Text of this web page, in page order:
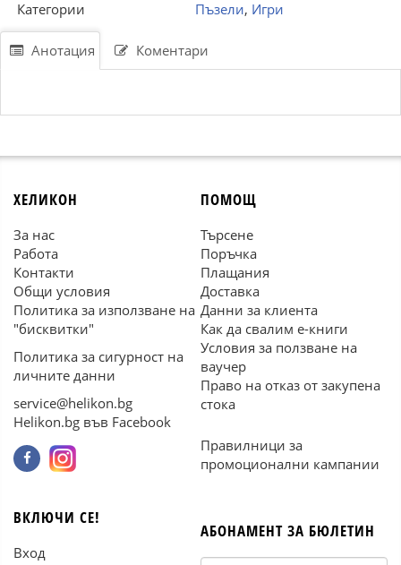
Категории
Пъзели, Игри
Анотация Коментари
ХЕЛИКОН
За нас
Работа
Контакти
Общи условия
Политика за използване на
"бисквитки"
Политика за сигурност на
личните данни
service@helikon.bg
Helikon.bg във Facebook
ПОМОЩ
Търсене
Поръчка
Плащания
Доставка
Данни за клиента
Как да свалим е-книги
Условия за ползване на
ваучер
Право на отказ от закупена
стока
Правилници за
промоционални кампании
ВКЛЮЧИ СЕ!
Вход
АБОНАМЕНТ ЗА БЮЛЕТИН